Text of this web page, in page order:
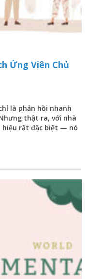
Ứng Viên Chủ
là phản hồi nhanh
thật ra, với nhà
hiệu rất đặc biệt — nó